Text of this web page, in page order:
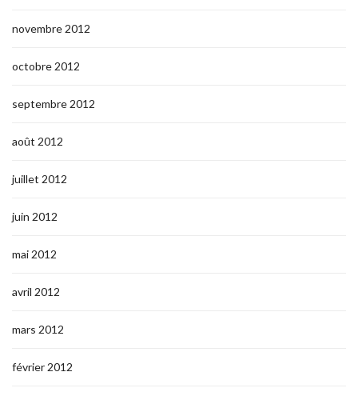
novembre 2012
octobre 2012
septembre 2012
août 2012
juillet 2012
juin 2012
mai 2012
avril 2012
mars 2012
février 2012